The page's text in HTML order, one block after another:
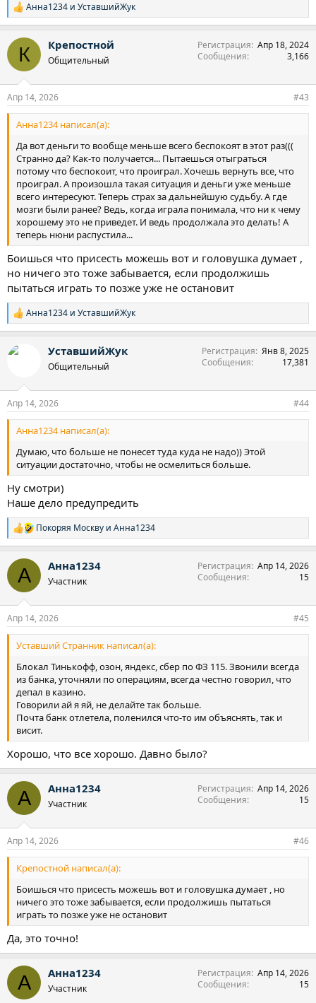
Р
е
к
и
Анна1234 и УставшийЖук
К Крепостной
Общительный
Регистрация Апр 18, 2024
Сообщения
3,166
Апр 14, 2026 #43
Анна1234 написал(а):
Да вот деньги то вообще меньше всего беспокоят в этот раз(((
Странно да? Как-то получается... Пытаешься отыграться
потому что беспокоит, что проиграл. Хочешь вернуть все, что
проиграл. А произошла такая ситуация и деньги уже меньше
всего интересуют. Теперь страх за дальнейшую судьбу. А где
мозги были ранее? Ведь, когда играла понимала, что ни к чему
хорошему это не приведет. И ведь продолжала это делать! А
теперь нюни распустила...
Боишься что присесть можешь вот и головушка думает ,
но ничего это тоже забывается, если продолжишь
пытаться играть то позже уже не остановит
Р
е
к
Анна1234 и УставшийЖук
УставшийЖук
Общительный
Регистрация Янв 8, 2025
Сообщения
17,381
Апр 14, 2026 #44
Анна1234 написал(а):
Думаю, что больше не понесет туда куда не надо)) Этой
ситуации достаточно, чтобы не осмелиться больше.
Ну смотри)
Наше дело предупредить
Р
е
к
и
Покоряя Москву и Анна1234
А Анна1234
Участник
Регистрация Апр 14, 2026
Сообщения
15
Апр 14, 2026 #45
Уставший Странник написал(а):
Блокал Тинькофф, озон, яндекс, сбер по ФЗ 115. Звонили всегда
из банка, уточняли по операциям, всегда честно говорил, что
депал в казино.
Говорили ай я яй, не делайте так больше.
Почта банк отлетела, поленился что-то им объяснять, так и
висит.
Хорошо, что все хорошо. Давно было?
А Анна1234
Участник
Регистрация Апр 14, 2026
Сообщения
15
Апр 14, 2026 #46
Крепостной написал(а):
Боишься что присесть можешь вот и головушка думает , но
ничего это тоже забывается, если продолжишь пытаться
играть то позже уже не остановит
Да, это точно!
А Анна1234
Участник
Регистрация Апр 14, 2026
Сообщения
15